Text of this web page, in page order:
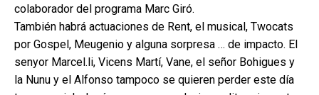
colaborador del programa Marc Giró.
También habrá actuaciones de Rent, el musical, Twocats
por Gospel, Meugenio y alguna sorpresa … de impacto. El
senyor Marcel.li, Vicens Martí, Vane, el señor Bohigues y
la Nunu y el Alfonso tampoco se quieren perder este día